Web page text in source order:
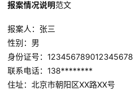
营
记
录
经
验
报案情况说明范文
报案人：张三
性别：男
身份证号：123456789012345678
联系电话：138********
住址：北京市朝阳区XX路XX号